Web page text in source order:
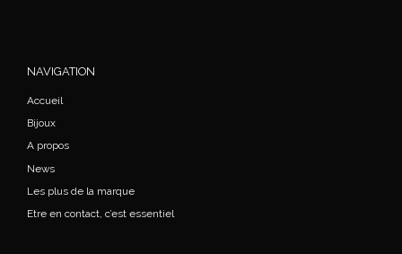
NAVIGATION
Accueil
Bijoux
A propos
News
Les plus de la marque
Etre en contact, c’est essentiel